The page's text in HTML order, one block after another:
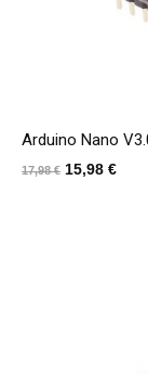
Arduino Nano
17,98€ Izvirna
15,98 €